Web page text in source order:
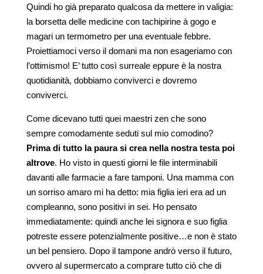
Quindi ho già preparato qualcosa da mettere in valigia:
la borsetta delle medicine con tachipirine à gogo e
magari un termometro per una eventuale febbre.
Proiettiamoci verso il domani ma non esageriamo con
l’ottimismo! E’ tutto così surreale eppure è la nostra
quotidianità, dobbiamo conviverci e dovremo
conviverci.
Come dicevano tutti quei maestri zen che sono
sempre comodamente seduti sul mio comodino?
Prima di tutto la paura si crea nella nostra testa poi
altrove. Ho visto in questi giorni le file interminabili
davanti alle farmacie a fare tamponi. Una mamma con
un sorriso amaro mi ha detto: mia figlia ieri era ad un
compleanno, sono positivi in sei. Ho pensato
immediatamente: quindi anche lei signora e suo figlia
potreste essere potenzialmente positive…e non è stato
un bel pensiero. Dopo il tampone andrò verso il futuro,
ovvero al supermercato a comprare tutto ciò che di